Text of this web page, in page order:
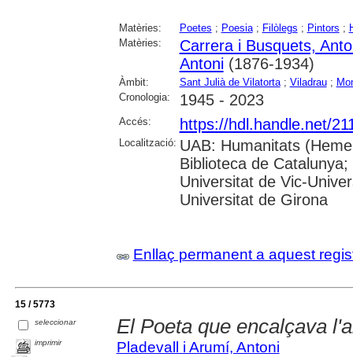
Matèries: Poetes ; Poesia; Filòlegs ; Pintors ;
Matèries:
Carrera i Busquets,
Antoni(1876-1934)
Àmbit: Sant Julià de Vilatorta; Viladrau;
Cronologia:
1945 - 2023
Accés: https://hdl.handle.net/
Localització: UAB: Humanitats
Biblioteca de
Universitat de Vic-
Universitat de Girona
Enllaç permanent a aquest
15 / 5773
seleccionar
imprimir
El Poeta que encalçava
Pladevall i Arumí, Antoni